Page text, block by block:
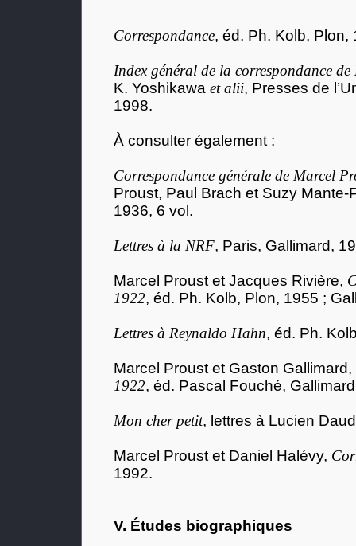
Correspondance, éd. Ph. Kolb, Plon,
Index général de la correspondance de
K. Yoshikawa et alii, Presses de
1998.
À consulter également :
Correspondance générale de Marcel
Proust, Paul Brach et Suzy Mante-
1936, 6 vol.
Lettres à la NRF, Paris, Gallimard,
Marcel Proust et Jacques Rivière,
1922, éd. Ph. Kolb, Plon, 1955 ;
Lettres à Reynaldo Hahn, éd. Ph.
Marcel Proust et Gaston Gallimard,
1922, éd. Pascal Fouché,
Mon cher petit, lettres à Lucien
Marcel Proust et Daniel Halévy,
1992.
V. Études biographiques